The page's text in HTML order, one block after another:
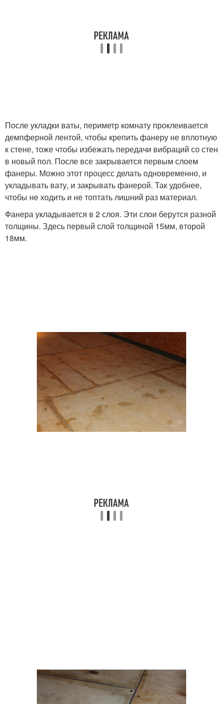
После укладки ваты, периметр комнату проклеивается
демпферной лентой, чтобы крепить фанеру не вплотную
к стене, тоже чтобы избежать передачи вибраций со стен
в новый пол. После все закрывается первым слоем
фанеры. Можно этот процесс делать одновременно, и
укладывать вату, и закрывать фанерой. Так удобнее,
чтобы не ходить и не топтать лишний раз материал.
Фанера укладывается в 2 слоя. Эти слои берутся разной
толщины. Здесь первый слой толщиной 15мм, второй
18мм.